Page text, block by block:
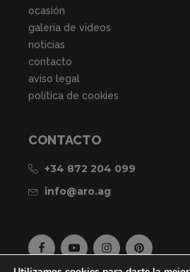
ocasión
galería de videos
noticias
contacto
aviso legal
política de cookies
CONTACTO
+34 872 204 099
info@aro.ag